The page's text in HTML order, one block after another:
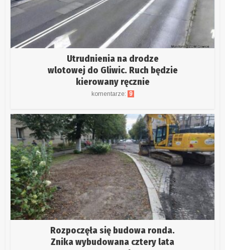
Utrudnienia na drodze
wlotowej do Gliwic. Ruch będzie
kierowany ręcznie
komentarze: 9
Rozpoczęła się budowa ronda.
Znika wybudowana cztery lata